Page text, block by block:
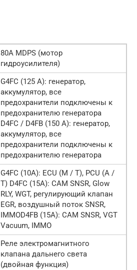
80A MDPS (мотор
гидроусилителя)
G4FC (125 А): генератор,
аккумулятор, все
предохранители подключены к
предохранителю генератора
D4FC / D4FB (150 А): генератор,
аккумулятор, все
предохранители подключены к
предохранителю генератора
G4FC (10A): ECU (M / T), PCU (A /
T) D4FC (15A): CAM SNSR, Glow
RLY, WGT, регулирующий клапан
EGR, воздушный поток SNSR,
IMMOD4FB (15A): CAM SNSR, VGT
Vacuum, IMMO
Реле электромагнитного
клапана дальнего света
(двойная функция)